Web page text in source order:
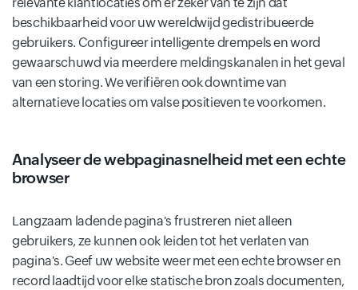
beschikbaarheid voor uw wereldwijd gedistribueerde
gebruikers. Configureer intelligente drempels en word
gewaarschuwd via meerdere meldingskanalen in het geval
van een storing. We verifiëren ook downtime van
alternatieve locaties om valse positieven te voorkomen.
Analyseer de webpaginasnelheid met een echte
browser
Langzaam ladende pagina's frustreren niet alleen
gebruikers, ze kunnen ook leiden tot het verlaten van
pagina's. Geef uw website weer met een echte browser en
record laadtijd voor elke statische bron zoals documenten,